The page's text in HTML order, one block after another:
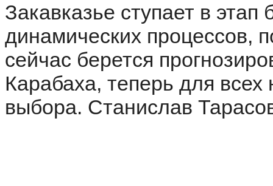
Закавказье ступает в
динамических процессов,
сейчас берется
Карабаха, теперь для всех
выбора. Станислав